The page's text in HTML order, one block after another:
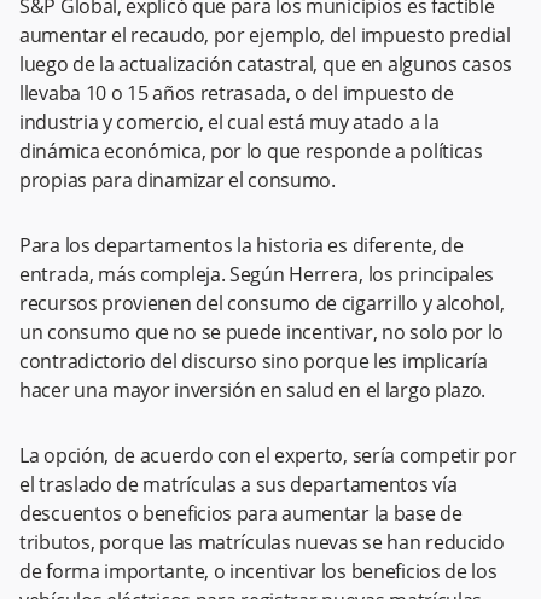
S&P Global, explicó que para los municipios es factible
aumentar el recaudo, por ejemplo, del impuesto predial
luego de la actualización catastral, que en algunos casos
llevaba 10 o 15 años retrasada, o del impuesto de
industria y comercio, el cual está muy atado a la
dinámica económica, por lo que responde a políticas
propias para dinamizar el consumo.
Para los departamentos la historia es diferente, de
entrada, más compleja. Según Herrera, los principales
recursos provienen del consumo de cigarrillo y alcohol,
un consumo que no se puede incentivar, no solo por lo
contradictorio del discurso sino porque les implicaría
hacer una mayor inversión en salud en el largo plazo.
La opción, de acuerdo con el experto, sería competir por
el traslado de matrículas a sus departamentos vía
descuentos o beneficios para aumentar la base de
tributos, porque las matrículas nuevas se han reducido
de forma importante, o incentivar los beneficios de los